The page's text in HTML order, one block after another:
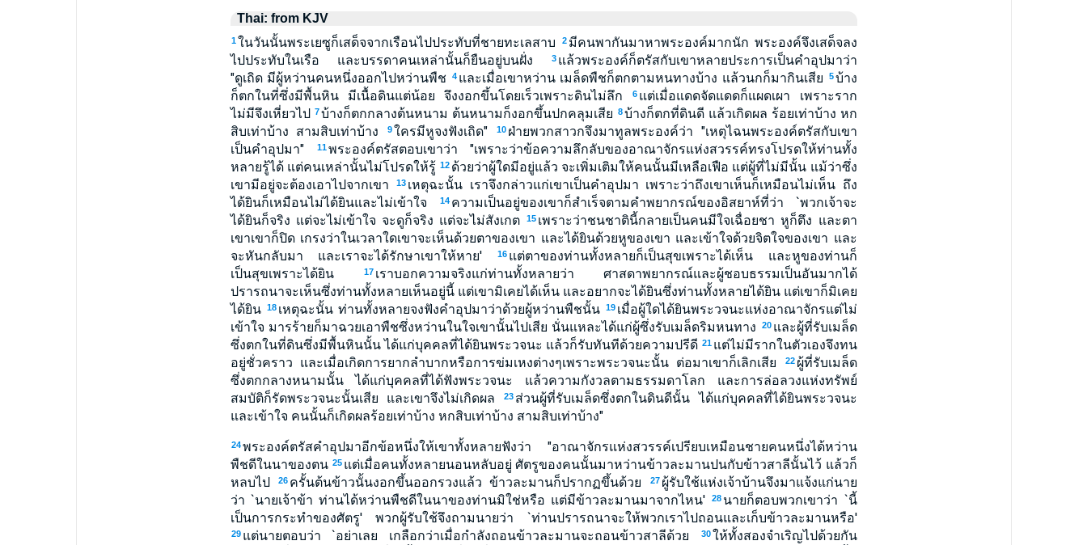
Thai: from KJV
1 ในวันนั้นพระเยซูก็เสด็จจากเรือนไปประทับที่ชายทะเลสาบ 2 มีคนพากันมาหาพระองค์มากนัก พระองค์จึงเสด็จลง
ไปประทับในเรือ และบรรดาคนเหล่านั้นก็ยืนอยู่บนฝั่ง
3 แล้วพระองค์ก็ตรัสกับเขาหลายประการเป็นคำอุปมาว่า
"ดูเถิด มีผู้หว่านคนหนึ่งออกไปหว่านพืช
4 และเมื่อเขาหว่าน เมล็ดพืชก็ตกตามหนทางบ้าง แล้วนกก็มากินเสีย 5 บ้าง
ก็ตกในที่ซึ่งมีพื้นหิน มีเนื้อดินแต่น้อย จึงงอกขึ้นโดยเร็วเพราะดินไม่ลึก
6 แต่เมื่อแดดจัดแดดก็แผดเผา เพราะราก
ไม่มีจึงเหี่ยวไป 7บ้างก็ตกกลางต้นหนาม ต้นหนามก็งอกขึ้นปกคลุมเสีย 8บ้างก็ตกที่ดินดี แล้วเกิดผล ร้อยเท่าบ้าง หก
สิบเท่าบ้าง สามสิบเท่าบ้าง
9ใครมีหูจงฟังเถิด" 10 ฝ่ายพวกสาวกจึงมาทูลพระองค์ว่า "เหตุไฉนพระองค์ตรัสกับเขา
เป็นคำอุปมา"
11 พระองค์ตรัสตอบเขาว่า "เพราะว่าข้อความลึกลับของอาณาจักรแห่งสวรรค์ทรงโปรดให้ท่านทั้ง
หลายรู้ได้ แต่คนเหล่านั้นไม่โปรดให้รู้ 12 ด้วยว่าผู้ใดมีอยู่แล้ว จะเพิ่มเติมให้คนนั้นมีเหลือเฟือ แต่ผู้ที่ไม่มีนั้น แม้ว่าซึ่ง
เขามีอยู่จะต้องเอาไปจากเขา
13 เหตุฉะนั้น เราจึงกล่าวแก่เขาเป็นคำอุปมา เพราะว่าถึงเขาเห็นก็เหมือนไม่เห็น ถึง
ได้ยินก็เหมือนไม่ได้ยินและไม่เข้าใจ
14 ความเป็นอยู่ของเขาก็สำเร็จตามคำพยากรณ์ของอิสยาห์ที่ว่า `พวกเจ้าจะ
ได้ยินก็จริง แต่จะไม่เข้าใจ จะดูก็จริง แต่จะไม่สังเกต
15 เพราะว่าชนชาตินี้กลายเป็นคนมีใจเฉื่อยชา หูก็ตึง และตา
เขาเขาก็ปิด เกรงว่าในเวลาใดเขาจะเห็นด้วยตาของเขา และได้ยินด้วยหูของเขา และเข้าใจด้วยจิตใจของเขา และ
จะหันกลับมา และเราจะได้รักษาเขาให้หาย'
16 แต่ตาของท่านทั้งหลายก็เป็นสุขเพราะได้เห็น และหูของท่านก็
เป็นสุขเพราะได้ยิน
17 เราบอกความจริงแก่ท่านทั้งหลายว่า ศาสดาพยากรณ์และผู้ชอบธรรมเป็นอันมากได้
ปรารถนาจะเห็นซึ่งท่านทั้งหลายเห็นอยู่นี้ แต่เขามิเคยได้เห็น และอยากจะได้ยินซึ่งท่านทั้งหลายได้ยิน แต่เขาก็มิเคย
ได้ยิน 18 เหตุฉะนั้น ท่านทั้งหลายจงฟังคำอุปมาว่าด้วยผู้หว่านพืชนั้น 19 เมื่อผู้ใดได้ยินพระวจนะแห่งอาณาจักรแต่ไม่
เข้าใจ มารร้ายก็มาฉวยเอาพืชซึ่งหว่านในใจเขานั้นไปเสีย นั่นแหละได้แก่ผู้ซึ่งรับเมล็ดริมหนทาง
20 และผู้ที่รับเมล็ด
ซึ่งตกในที่ดินซึ่งมีพื้นหินนั้น ได้แก่บุคคลที่ได้ยินพระวจนะ แล้วก็รับทันทีด้วยความปรีดี 21 แต่ไม่มีรากในตัวเองจึงทน
อยู่ชั่วคราว และเมื่อเกิดการยากลำบากหรือการข่มเหงต่างๆเพราะพระวจนะนั้น ต่อมาเขาก็เลิกเสีย
22 ผู้ที่รับเมล็ด
ซึ่งตกกลางหนามนั้น ได้แก่บุคคลที่ได้ฟังพระวจนะ แล้วความกังวลตามธรรมดาโลก และการล่อลวงแห่งทรัพย์
สมบัติก็รัดพระวจนะนั้นเสีย และเขาจึงไม่เกิดผล
23 ส่วนผู้ที่รับเมล็ดซึ่งตกในดินดีนั้น ได้แก่บุคคลที่ได้ยินพระวจนะ
และเข้าใจ คนนั้นก็เกิดผลร้อยเท่าบ้าง หกสิบเท่าบ้าง สามสิบเท่าบ้าง"
24 พระองค์ตรัสคำอุปมาอีกข้อหนึ่งให้เขาทั้งหลายฟังว่า "อาณาจักรแห่งสวรรค์เปรียบเหมือนชายคนหนึ่งได้หว่าน
พืชดีในนาของตน 25 แต่เมื่อคนทั้งหลายนอนหลับอยู่ ศัตรูของคนนั้นมาหว่านข้าวละมานปนกับข้าวสาลีนั้นไว้ แล้วก็
หลบไป
26 ครั้นต้นข้าวนั้นงอกขึ้นออกรวงแล้ว ข้าวละมานก็ปรากฏขึ้นด้วย 27 ผู้รับใช้แห่งเจ้าบ้านจึงมาแจ้งแก่นาย
ว่า `นายเจ้าข้า ท่านได้หว่านพืชดีในนาของท่านมิใช่หรือ แต่มีข้าวละมานมาจากไหน'
28 นายก็ตอบพวกเขาว่า `นี้
เป็นการกระทำของศัตรู' พวกผู้รับใช้จึงถามนายว่า `ท่านปรารถนาจะให้พวกเราไปถอนและเก็บข้าวละมานหรือ'
29 แต่นายตอบว่า `อย่าเลย เกลือกว่าเมื่อกำลังถอนข้าวละมานจะถอนข้าวสาลีด้วย 30 ให้ทั้งสองจำเริญไปด้วยกัน